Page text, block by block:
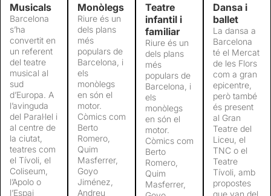
Musicals
Barcelona
s’ha
convertit en
un referent
del teatre
musical al
sud
d’Europa. A
l’avinguda
del Paral·lel i
al centre de
la ciutat,
teatres com
el Tívoli, el
Coliseum,
l’Apolo o
l’Espai
Monòlegs
Riure és un
dels plans
més
populars de
Barcelona, i
els
monòlegs
en són el
motor.
Còmics com
Berto
Romero,
Quim
Masferrer,
Goyo
Jiménez,
Andreu
Teatre
infantil i
familiar
Riure és un
dels plans
més
populars de
Barcelona, i
els
monòlegs
en són el
motor.
Còmics com
Berto
Romero,
Quim
Masferrer,
Dansa i
ballet
La dansa a
Barcelona
té el Mercat
de les Flors
com a gran
epicentre,
però també
és present
al Gran
Teatre del
Liceu, el
TNC o el
Teatre
Tívoli, amb
propostes
que van del